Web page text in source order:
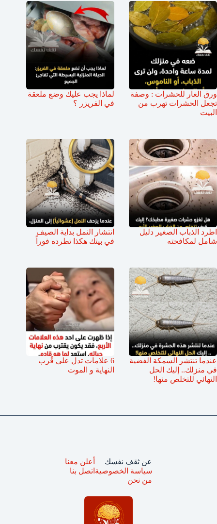
ورق الغار للحشرات : وصفة
تجعل الحشرات تهرب من
البيت
لماذا يجب عليك وضع ملعقة
في الفريزر ؟
اطرد الذباب الصغير دليل
شامل لمكافحته
انتشار النمل بداية الصيف
في بيتك هكذا تطرده فوراً
عندما تنتشر السمكة الفضية
في منزلك.. إليك الحل
النهائي للتخلص منها!
6 علامات تدل على قُرب
النهاية و الموت
عن ثقف نفسك
سياسة الخصوصية
من نحن
أعلن معنا
اتصل بنا